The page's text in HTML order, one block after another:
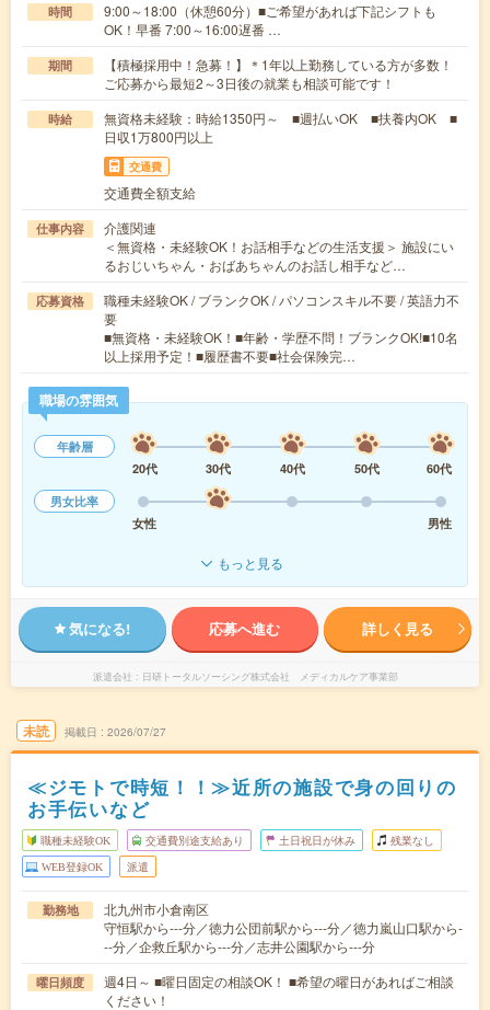
時間
9:00～18:00（休憩60分）■ご希望があれば下記シフトも
OK！早番 7:00～16:00遅番 …
期間
【積極採用中！急募！】＊1年以上勤務している方が多数！
ご応募から最短2～3日後の就業も相談可能です！
時給
無資格未経験：時給1350円～ ■週払いOK ■扶養内OK ■
日収1万800円以上
交通費
交通費全額支給
仕事内容
介護関連
＜無資格・未経験OK！お話相手などの生活支援＞ 施設にい
るおじいちゃん・おばあちゃんのお話し相手など…
応募資格
職種未経験OK / ブランクOK / パソコンスキル不要 / 英語力不
要
■無資格・未経験OK！■年齢・学歴不問！ブランクOK!■10名
以上採用予定！■履歴書不要■社会保険完…
職場の雰囲気
年齢層
20代
30代 40代 50代
60代
男女比率
女性
男性
もっと見る
気になる! 応募へ進む 詳しく見る
派遣会社 日研トータルソーシング株式会社 メディカルケア事業部
未読 掲載日 2026/07/27
≪ジモトで時短！！≫近所の施設で身の回りの
お手伝いなど
職種未経験OK 交通費別途支給あり 土日祝日が休み 残業なし
WEB登録OK 派遣
勤務地
北九州市小倉南区
守恒駅から---分／徳力公団前駅から---分／徳力嵐山口駅から-
--分／企救丘駅から---分／志井公園駅から---分
曜日頻度
週4日～ ■曜日固定の相談OK！ ■希望の曜日があればご相談
ください！